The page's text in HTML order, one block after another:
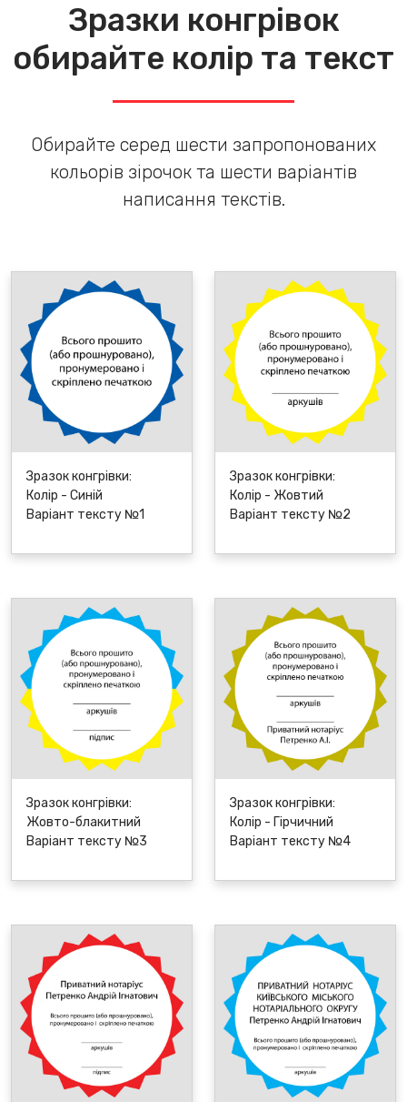
Зразки конгрівок
обирайте колір та текст
Обирайте серед шести запропонованих
кольорів зірочок та шести варіантів
написання текстів.
Зразок конгрівки:
Колір - Синій
Варіант тексту №1
Зразок конгрівки:
Колір - Жовтий
Варіант тексту №2
Зразок конгрівки:
Жовто-блакитний
Варіант тексту №3
Зразок конгрівки:
Колір - Гірчичний
Варіант тексту №4